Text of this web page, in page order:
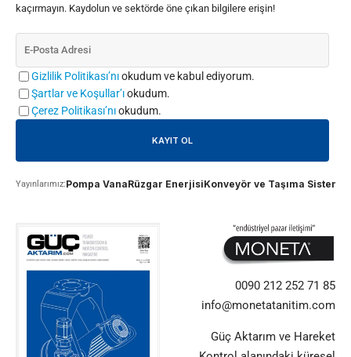
kaçırmayın. Kaydolun ve sektörde öne çıkan bilgilere erişin!
Gizlilik Politikası’nıokudum ve kabul ediyorum.
Şartlar ve Koşullar’ıokudum.
Çerez Politikası’nıokudum.
Yayınlarımız:Pompa VanaRüzgar EnerjisiKonveyör ve Taşıma
0090 212 252 71 85
info@monetatanitim.com
Güç Aktarım ve Hareket